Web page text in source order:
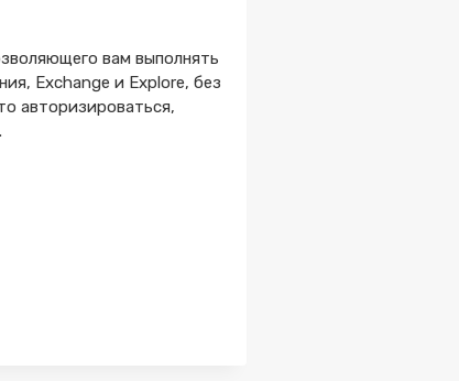
вам выполнять
Exchange и Explore, без
авторизироваться,